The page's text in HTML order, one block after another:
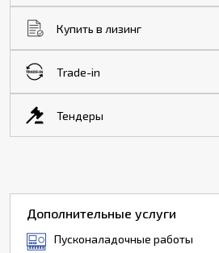
Купить в лизинг
Trade-in
Тендеры
Дополнительные услуги
Пусконаладочные работы